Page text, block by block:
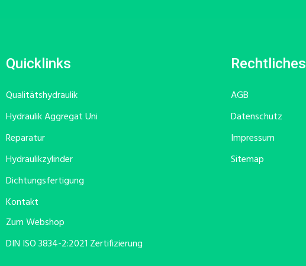
Quicklinks
Qualitätshydraulik
Hydraulik Aggregat Uni
Reparatur
Hydraulikzylinder
Dichtungsfertigung
Kontakt
Zum Webshop
DIN ISO 3834-2:2021 Zertifizierung
Rechtliches
AGB
Datenschutz
Impressum
Sitemap